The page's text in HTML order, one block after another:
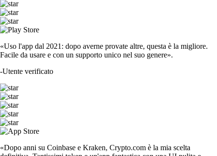
«Uso l'app dal 2021: dopo averne provate altre, questa è la migliore.
Facile da usare e con un supporto unico nel suo genere».
-Utente verificato
«Dopo anni su Coinbase e Kraken, Crypto.com è la mia scelta